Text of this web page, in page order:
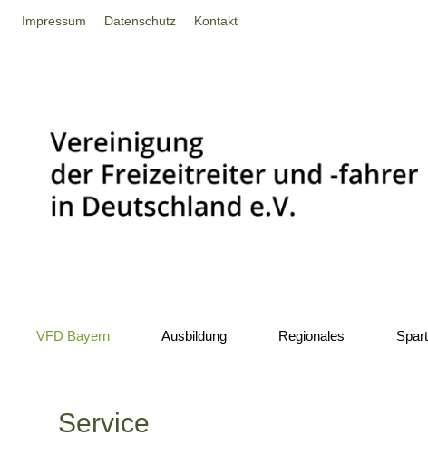
Impressum Datenschutz Kontakt
VFD Bayern Ausbildung Regionales
Service